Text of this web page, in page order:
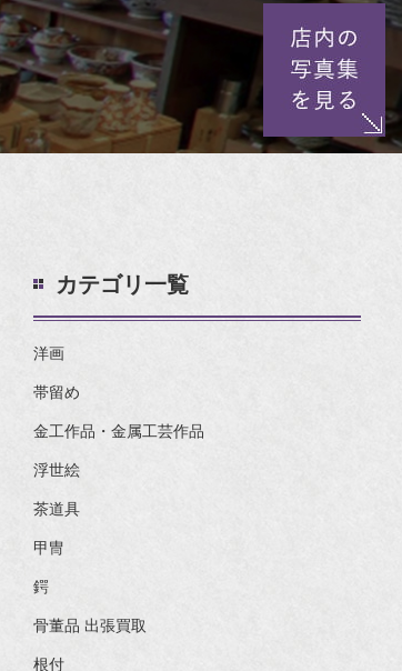
カテゴリ一覧
洋画
帯留め
金工作品・金属工芸作品
浮世絵
茶道具
甲冑
鍔
骨董品 出張買取
根付